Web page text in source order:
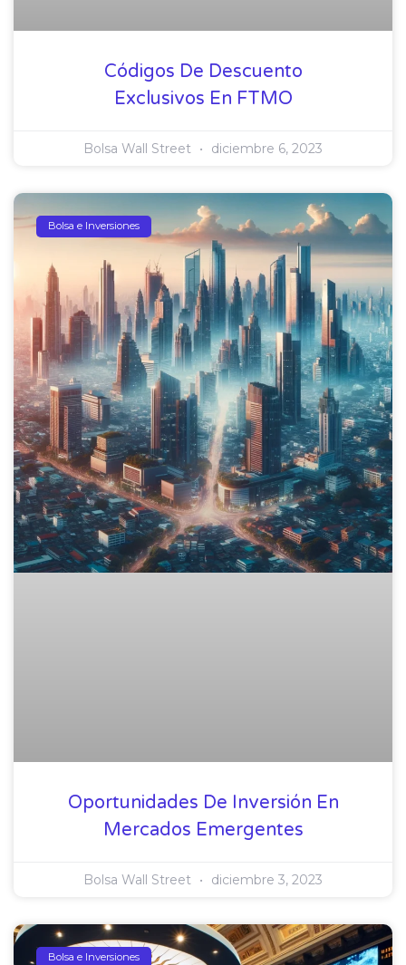
Códigos De Descuento
Exclusivos En FTMO
Bolsa Wall Street diciembre 6, 2023
Bolsa e Inversiones
Oportunidades De Inversión En
Mercados Emergentes
Bolsa Wall Street diciembre 3, 2023
Bolsa e Inversiones